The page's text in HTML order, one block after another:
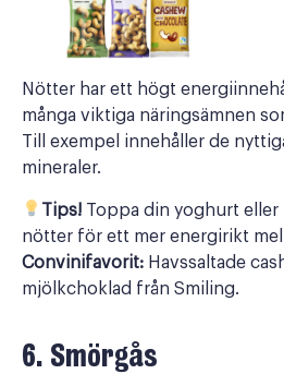
Nötter har ett högt
många viktiga näringsämnen
Till exempel innehåller de
mineraler.
Tips! Toppa din yoghurt eller
nötter för ett mer energirikt
Convinifavorit: Havssaltade
mjölkchoklad från Smiling.
6. Smörgås